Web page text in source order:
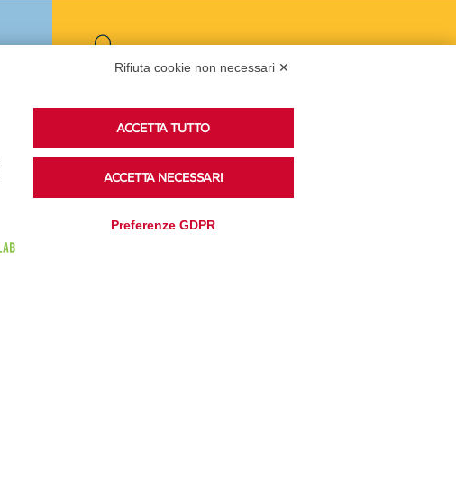
Podcast
Ascolta i podcast di approfondimento di Legacoop
su Spreaker.
Rifiuta cookie non necessari ✕
ACCETTA TUTTO
ACCETTA NECESSARI
Preferenze GDPR